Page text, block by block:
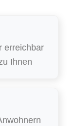
erreichbar
Ihnen